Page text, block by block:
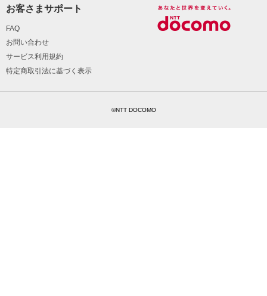
お客さまサポート
FAQ
お問い合わせ
サービス利用規約
特定商取引法に基づく表示
©NTT DOCOMO